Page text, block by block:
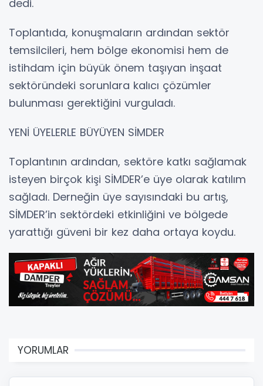
dedi.
Toplantıda, konuşmaların ardından sektör
temsilcileri, hem bölge ekonomisi hem de
istihdam için büyük önem taşıyan inşaat
sektöründeki sorunlara kalıcı çözümler
bulunması gerektiğini vurguladı.
YENİ ÜYELERLE BÜYÜYEN SİMDER
Toplantının ardından, sektöre katkı sağlamak
isteyen birçok kişi SİMDER’e üye olarak katılım
sağladı. Derneğin üye sayısındaki bu artış,
SİMDER’in sektördeki etkinliğini ve bölgede
yarattığı güveni bir kez daha ortaya koydu.
YORUMLAR